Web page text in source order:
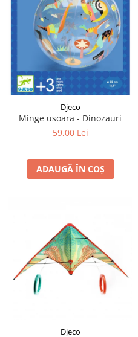
Djeco
Minge usoara - Dinozauri
59,00 Lei
ADAUGĂ ÎN COȘ
Djeco